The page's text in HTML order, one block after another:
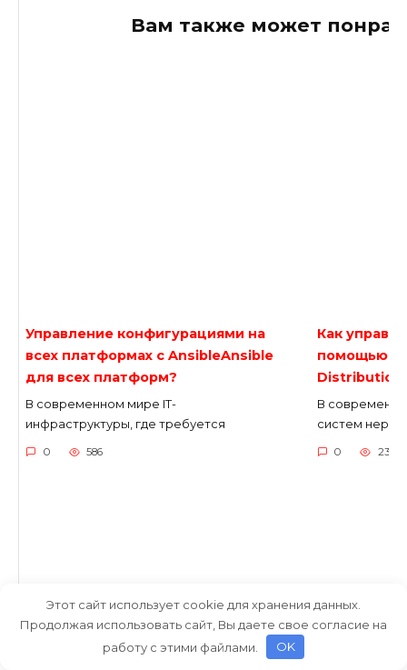
Вам также может
Управление конфигурациями на
всех платформах с AnsibleAnsible
для всех платформ?
В современном мире IT-
инфраструктуры, где требуется
0 586
Как
помощью
Distribution
В
систем
0 238
Этот сайт использует cookie для хранения данных.
Продолжая использовать сайт, Вы даете свое согласие на
работу с этими файлами.
OK